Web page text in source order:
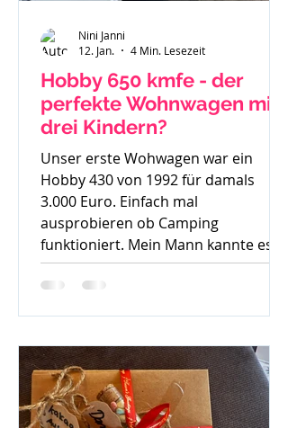
Hobby 650 kmfe - der
perfekte Wohnwagen mit
drei Kindern?
Unser erste Wohwagen war ein
Hobby 430 von 1992 für damals
3.000 Euro. Einfach mal
ausprobieren ob Camping
funktioniert. Mein Mann kannte es
gar nicht, ich bin mit Wohnwagen
und Wohnmobilen groß geworden -
großer Sohn geboren wurde sind wir
auch noch mit diesem 30 Jahre alten
Hobby los und haben schnell
gemerkt - der ist zu klein. Also haben
Nini Janni
12. Jan.
4 Min. Lesezeit